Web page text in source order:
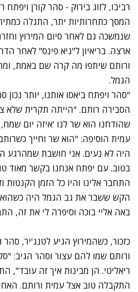
רביבו, לזוג בירוק - סהר קורן
המסך כתחרותיות יתר, התגלה
שנמשכה גם לאחר סיום המירוץ
ארצה. בריאיון ל"גיא פינס" לאחר
ורותם שיתפו מה קרה שם באמת,
הגמל.
"סהר ויפתח ביאסו אותנו, יותר
הסבירה רותם. "הייתה תקרית שלא
שהודחנו הוא שר לנו 'איזה יום
עמית הוסיפה: "הוא שר וחייך
היה לא נעים. אני חושבת שמהרגע
בטוב. עם יפתח אנחנו בקשר מאוד
התחבר אלינו והיו כל הזמן הקנטות
הקש ששבר את גב הגמל היה
באה אליי בוכה וסיפרה לי את זה,
כזכור, כשהמירוץ הגיע לטנג'יר, סהר
ורותם שמו להם עצור וסהר הגיב:
ריאליטי. הן מבינות איך זה עובד",
התקבלה טוב אצל עמית ורותם.